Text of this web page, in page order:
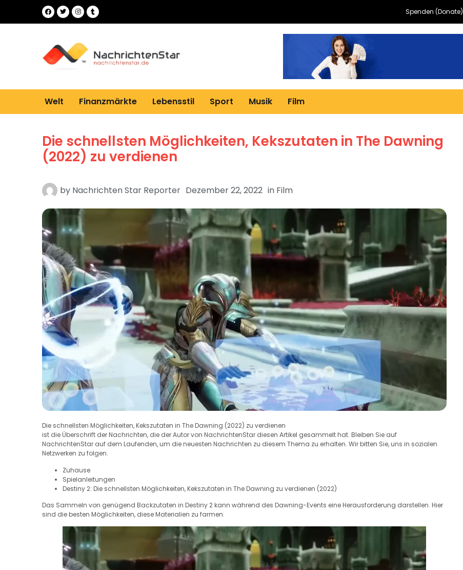
Spenden (Donate)
Welt Finanzmärkte Lebensstil Sport Musik Film
Die schnellsten Möglichkeiten, Kekszutaten in The Dawning
(2022) zu verdienen
by Nachrichten Star Reporter Dezember 22, 2022 in Film
Die schnellsten Möglichkeiten, Kekszutaten in The Dawning (2022) zu verdienen
ist die Überschrift der Nachrichten, die der Autor von NachrichtenStar diesen Artikel gesammelt hat. Bleiben Sie auf
NachrichtenStar auf dem Laufenden, um die neuesten Nachrichten zu diesem Thema zu erhalten. Wir bitten Sie, uns in sozialen
Netzwerken zu folgen.
Zuhause
Spielanleitungen
Destiny 2: Die schnellsten Möglichkeiten, Kekszutaten in The Dawning zu verdienen (2022)
Das Sammeln von genügend Backzutaten in Destiny 2 kann während des Dawning-Events eine Herausforderung darstellen. Hier
sind die besten Möglichkeiten, diese Materialien zu farmen.